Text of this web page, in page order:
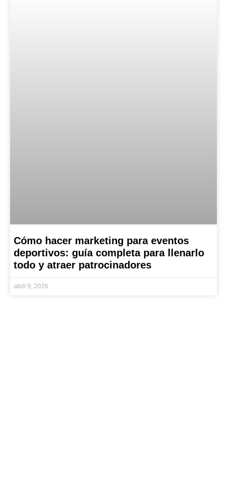
Cómo hacer marketing para eventos
deportivos: guía completa para llenarlo
todo y atraer patrocinadores
abril 9, 2026